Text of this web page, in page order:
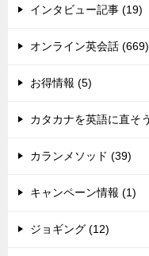
インタビュー記事 (19)
オンライン英会話 (669)
お得情報 (5)
カタカナを英語に直そ
カランメソッド (39)
キャンペーン情報 (1)
ジョギング (12)